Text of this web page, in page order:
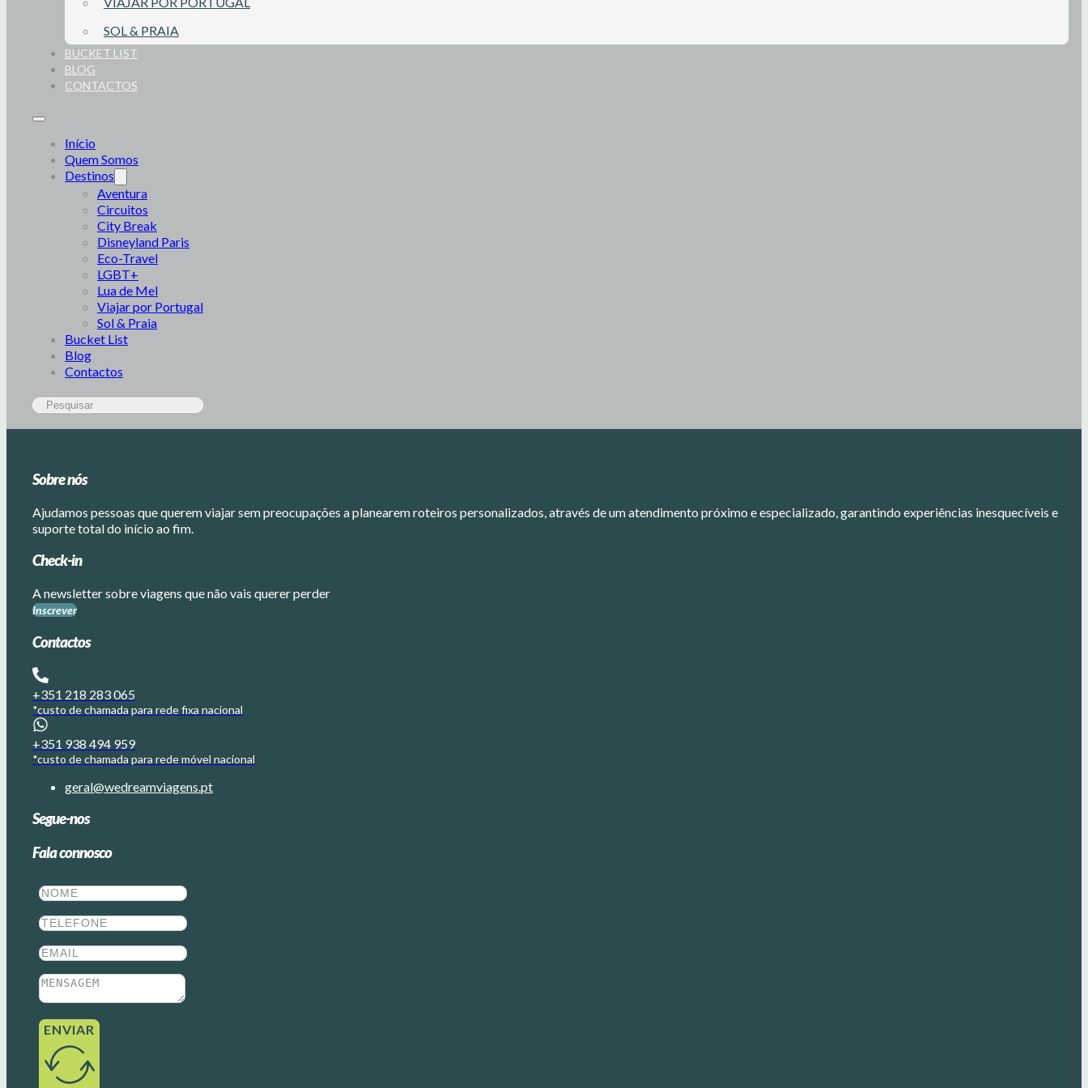
SOL & PRAIA
BUCKET LIST
BLOG
CONTACTOS
Início
Quem Somos
Destinos
Aventura
Circuitos
City Break
Disneyland Paris
Eco-Travel
LGBT+
Lua de Mel
Viajar por Portugal
Sol & Praia
Bucket List
Blog
Contactos
Sobre nós
Ajudamos pessoas que querem viajar sem preocupações a planearem roteiros personalizados, através de um atendimento próximo e especializado, garantindo experiências inesquecíveis e
suporte total do início ao fim.
Check-in
A newsletter sobre viagens que não vais querer perder
Inscrever
Contactos
+351 218 283 065
*custo de chamada para rede fixa nacional
+351 938 494 959
*custo de chamada para rede móvel nacional
geral@wedreamviagens.pt
Segue-nos
Fala connosco
ENVIAR